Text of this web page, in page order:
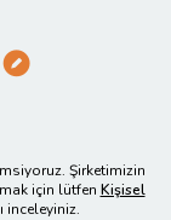
Şirketimizin
için lütfen Kişisel
inceleyiniz.